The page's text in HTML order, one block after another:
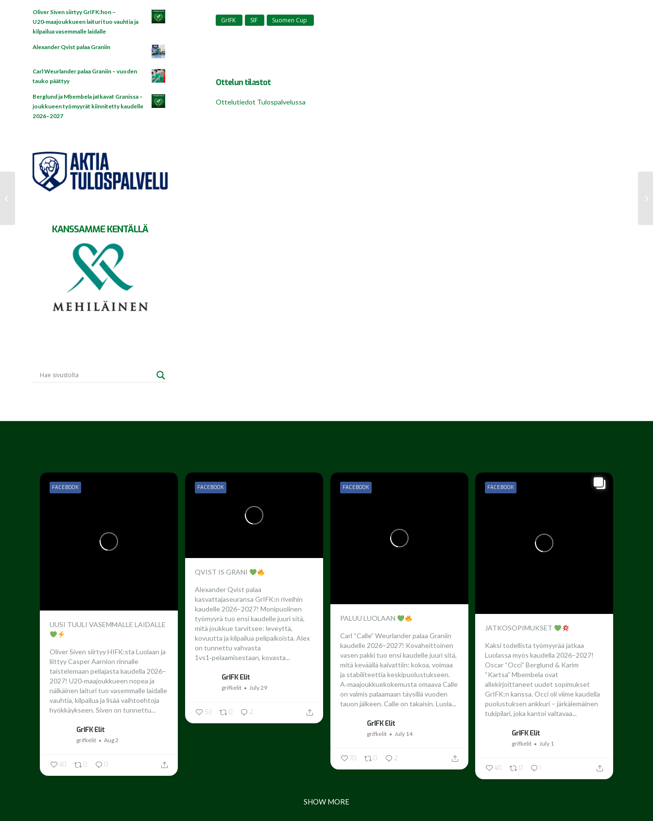
GrIFK SIF Suomen Cup
Ottelun tilastot
Ottelutiedot Tulospalvelussa
Oliver Siven siirtyy GrIFK:hon –
U20‑maajoukkueen laituri tuo vauhtia ja
kilpailua vasemmalle laidalle
Alexander Qvist palaa Graniin
Carl Weurlander palaa Graniin – vuoden
tauko päättyy
Berglund ja Mbembela jatkavat Granissa –
joukkueen työmyyrät kiinnitetty kaudelle
2026–2027
KANSSAMME KENTÄLLÄ
UUSI TUULI VASEMMALLE LAIDALLE
Oliver Siven siirtyy HIFK:sta Luolaan ja
liittyy Casper Aarnion rinnalle
taistelemaan peliajasta kaudella 2026–
2027! U20‑maajoukkueen nopea ja
nälkäinen laituri tuo vasemmalle laidalle
vauhtia, kilpailua ja lisää vaihtoehtoja
hyökkäykseen. Siven on tunnettu...
GrIFK Elit
grifkelit Aug 2
FACEBOOK
40 0 0
QVIST IS GRANI
Alexander Qvist palaa
kasvattajaseuransa GrIFK:n riveihin
kaudelle 2026–2027! Monipuolinen
työmyyrä tuo ensi kaudelle juuri sitä,
mitä joukkue tarvitsee: leveyttä,
kovuutta ja kilpailua pelipaikoista. Alex
on tunnettu vahvasta
1vs1‑pelaamisestaan, kovasta...
GrIFK Elit
grifkelit July 29
FACEBOOK
53 0 2
PALUU LUOLAAN
Carl “Calle” Weurlander palaa Graniin
kaudelle 2026–2027! Kovaheittoinen
vasen pakki tuo ensi kaudelle juuri sitä,
mitä keväällä kaivattiin: kokoa, voimaa
ja stabiliteettia keskipuolustukseen.
A‑maajoukkuekokemusta omaava Calle
on valmis palaamaan täysillä vuoden
tauon jälkeen. Calle on takaisin. Luola...
GrIFK Elit
grifkelit July 14
FACEBOOK
70 0 2
JATKOSOPIMUKSET
Kaksi todellista työmyyrää jatkaa
Luolassa myös kaudella 2026–2027!
Oscar “Occi” Berglund & Karim
“Kartsa” Mbembela ovat
allekirjoittaneet uudet sopimukset
GrIFK:n kanssa. Occi oli viime kaudella
puolustuksen ankkuri – järkälemäinen
tukipilari, joka kantoi valtavaa...
GrIFK Elit
grifkelit July 1
FACEBOOK
40 0 1
SHOW MORE